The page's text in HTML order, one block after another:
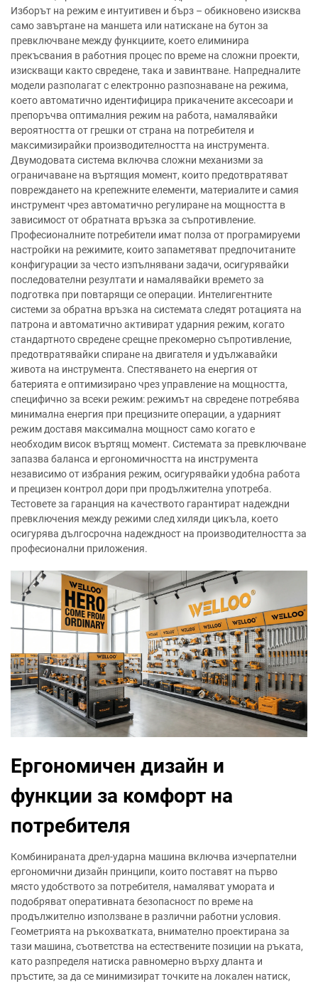
Изборът на режим е интуитивен и бърз – обикновено изисква
само завъртане на маншета или натискане на бутон за
превключване между функциите, което елиминира
прекъсвания в работния процес по време на сложни проекти,
изискващи както свредене, така и завинтване. Напредналите
модели разполагат с електронно разпознаване на режима,
което автоматично идентифицира прикачените аксесоари и
препоръчва оптималния режим на работа, намалявайки
вероятността от грешки от страна на потребителя и
максимизирайки производителността на инструмента.
Двумодовата система включва сложни механизми за
ограничаване на въртящия момент, които предотвратяват
повреждането на крепежните елементи, материалите и самия
инструмент чрез автоматично регулиране на мощността в
зависимост от обратната връзка за съпротивление.
Професионалните потребители имат полза от програмируеми
настройки на режимите, които запаметяват предпочитаните
конфигурации за често изпълнявани задачи, осигурявайки
последователни резултати и намалявайки времето за
подготвка при повтарящи се операции. Интелигентните
системи за обратна връзка на системата следят ротацията на
патрона и автоматично активират ударния режим, когато
стандартното свредене срещне прекомерно съпротивление,
предотвратявайки спиране на двигателя и удължавайки
живота на инструмента. Спестяването на енергия от
батерията е оптимизирано чрез управление на мощността,
специфично за всеки режим: режимът на свредене потребява
минимална енергия при прецизните операции, а ударният
режим доставя максимална мощност само когато е
необходим висок въртящ момент. Системата за превключване
запазва баланса и ергономичността на инструмента
независимо от избрания режим, осигурявайки удобна работа
и прецизен контрол дори при продължителна употреба.
Тестовете за гаранция на качеството гарантират надеждни
превключения между режими след хиляди цикъла, което
осигурява дългосрочна надеждност на производителността за
професионални приложения.
Ергономичен дизайн и
функции за комфорт на
потребителя
Комбинираната дрел-ударна машина включва изчерпателни
ергономични дизайн принципи, които поставят на първо
място удобството за потребителя, намаляват умората и
подобряват оперативната безопасност по време на
продължително използване в различни работни условия.
Геометрията на ръкохватката, внимателно проектирана за
тази машина, съответства на естествените позиции на ръката,
като разпределя натиска равномерно върху дланта и
пръстите, за да се минимизират точките на локален натиск,